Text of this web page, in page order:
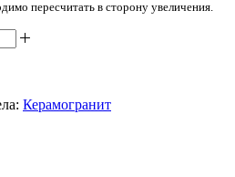
пересчитать в сторону увеличения.
Керамогранит